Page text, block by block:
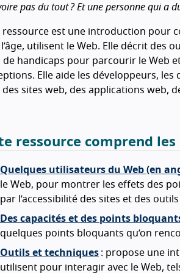
pas du tout ? Et une personne qui a
ressource est une introduction pour
l’âge, utilisent le Web. Elle décrit
de handicaps pour parcourir le Web
Elle aide les développeurs,
des sites web, des applications web,
ressource comprend les
Quelques utilisateurs du Web (en
le Web, pour montrer les effets des
par l’accessibilité des sites et des
Des capacités et des points
quelques points bloquants qu’on
Outils et techniques : propose une
utilisent pour interagir avec le Web,